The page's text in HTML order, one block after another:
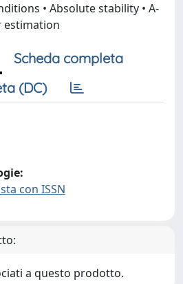
• Absolute stability • A-
estimation
Scheda completa
(DC)
con ISSN
a questo prodotto.